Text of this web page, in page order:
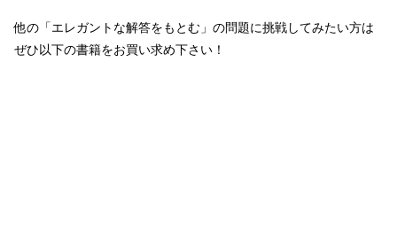
他の「エレガントな解答をもとむ」の問題に挑戦してみたい方は
ぜひ以下の書籍をお買い求め下さい！